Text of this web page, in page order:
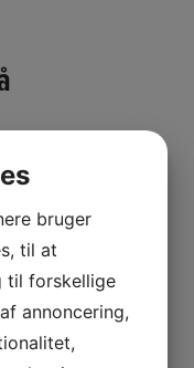
om
end
for
et
Du kan ringe til
at aftale
bruger
til at
til forskellige
annoncering,